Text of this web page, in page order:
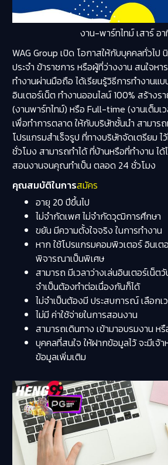
งาน-พาร์ทไทม์ เสาร์ อ
WAG Group เปิด โอกาสให้กับบุคคลทั่วไ
ประจำ ข้าราชการ หรือผู้ที่ว่างงาน สนใจหา
ทำงานผ่านมือถือ ได้เรียนรู้วิธีการทำงานแบ
อินเตอร์เน็ต ทำงานออนไลน์ 100% สร้าง
(งานพาร์ทไทม์) หรือ Full-time (งานเต็มเ
เพื่อทำการตลาด ให้กับบริษัทชั้นนำ สามาร
โปรแกรมสำเร็จรูป ที่ทางบริษัทจัดเตรียม
ชั่วโมง สามารถทำได้ ที่บ้านหรือที่ทำงาน ได้
สอนงานจนคุณทำเป็น ตลอด 24 ชั่วโมง
คุณสมบัติในการสมัคร
อายุ 20 ปีขึ้นไป
ไม่จำกัดเพศ ไม่จำกัดวุฒิการศึกษา
ขยัน มีความตั้งใจจริง ในการทำงาน
หาก ใช้โปรแกรมคอมพิวเตอร์ อินเต
พิจารณาเป็นพิเศษ
สามารถ มีเวลาว่างเล่นอินเตอร์เน็ต
จำเป็นต้องทำต่อเนื่องกันก็ได้
ไม่จำเป็นต้องมี ประสบการณ์ เลือกเ
ไม่มี ค่าใช้จ่ายในการสอนงาน
สามารถเดินทาง เข้ามาอบรมงาน ห
บุคคลที่สนใจ ให้ฝากข้อมูลไว้ จะมีเจ้
ข้อมูลเพิ่มเติม